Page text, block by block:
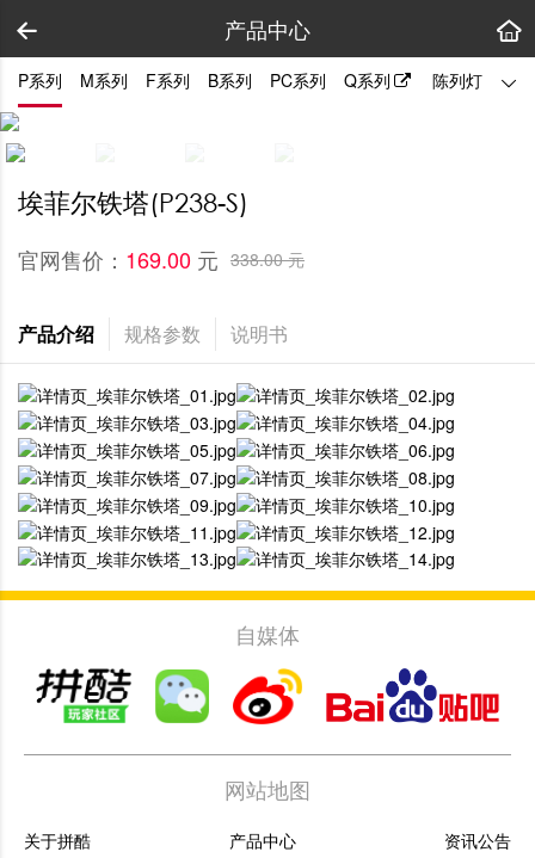
产品中心
P系列 M系列 F系列 B系列 PC系列 Q系列 陈列灯 拼
埃菲尔铁塔(P238-S)
官网售价： 169.00 元 338.00 元
产品介绍 规格参数 说明书
自媒体
网站地图
关于拼酷 产品中心 资讯公告